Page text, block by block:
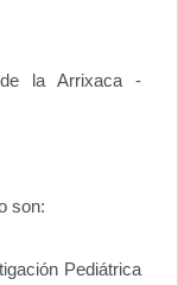
de la Arrixaca -
son:
Pediátrica